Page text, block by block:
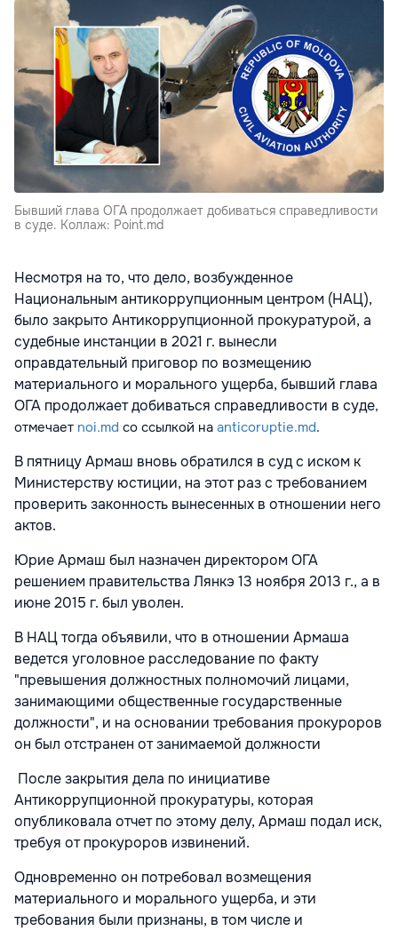
Бывший глава ОГА продолжает добиваться справедливости
в суде. Коллаж: Point.md
Несмотря на то, что дело, возбужденное
Национальным антикоррупционным центром (НАЦ),
было закрыто Антикоррупционной прокуратурой, а
судебные инстанции в 2021 г. вынесли
оправдательный приговор по возмещению
материального и морального ущерба, бывший глава
ОГА продолжает добиваться справедливости в суде,
отмечает noi.md со ссылкой на anticoruptie.md.
В пятницу Армаш вновь обратился в суд с иском к
Министерству юстиции, на этот раз с требованием
проверить законность вынесенных в отношении него
актов.
Юрие Армаш был назначен директором ОГА
решением правительства Лянкэ 13 ноября 2013 г., а в
июне 2015 г. был уволен.
В НАЦ тогда объявили, что в отношении Армаша
ведется уголовное расследование по факту
"превышения должностных полномочий лицами,
занимающими общественные государственные
должности", и на основании требования прокуроров
он был отстранен от занимаемой должности
После закрытия дела по инициативе
Антикоррупционной прокуратуры, которая
опубликовала отчет по этому делу, Армаш подал иск,
требуя от прокуроров извинений.
Одновременно он потребовал возмещения
материального и морального ущерба, и эти
требования были признаны, в том числе и